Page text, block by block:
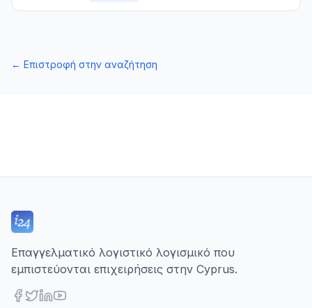
← Επιστροφή στην αναζήτηση
Επαγγελματικό λογιστικό λογισμικό που
εμπιστεύονται επιχειρήσεις στην Cyprus.